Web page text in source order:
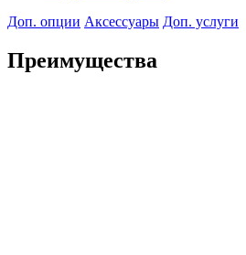
Доп. опции Аксессуары Доп. услуги
Преимущества